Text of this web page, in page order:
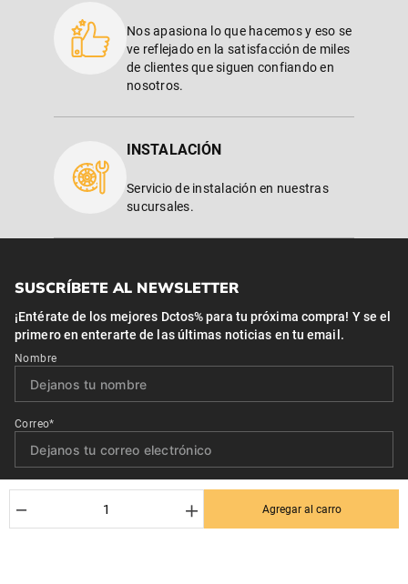
＋
－ Agregar al carro
Nos apasiona lo que hacemos y eso se
ve reflejado en la satisfacción de miles
de clientes que siguen confiando en
nosotros.
INSTALACIÓN
Servicio de instalación en nuestras
sucursales.
SUSCRÍBETE AL NEWSLETTER
¡Entérate de los mejores Dctos% para tu próxima compra! Y se el
primero en enterarte de las últimas noticias en tu email.
Nombre
Correo*
Quiero recibir el newsletter con promociones.